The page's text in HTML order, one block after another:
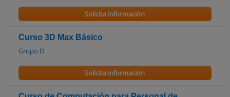
Solicita información
Curso 3D Max Básico
Grupo D
Solicita información